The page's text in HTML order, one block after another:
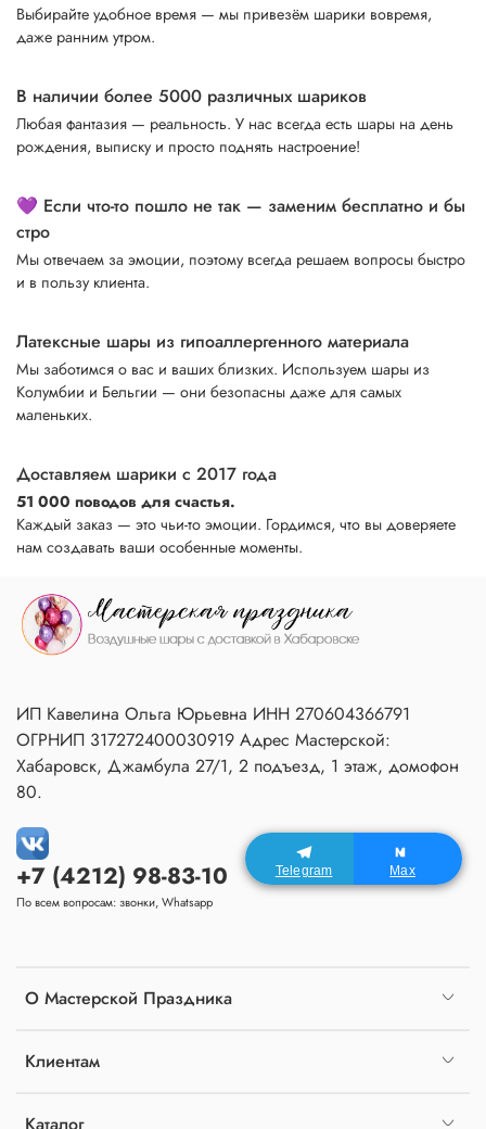
Выбирайте удобное время — мы привезём шарики вовремя,
даже ранним утром.
В наличии более 5000 различных шариков
Любая фантазия — реальность. У нас всегда есть шары на день
рождения, выписку и просто поднять настроение!
💜 Если что-то пошло не так — заменим бесплатно и бы
стро
Мы отвечаем за эмоции, поэтому всегда решаем вопросы быстро
и в пользу клиента.
Латексные шары из гипоаллергенного материала
Мы заботимся о вас и ваших близких. Используем шары из
Колумбии и Бельгии — они безопасны даже для самых
маленьких.
Доставляем шарики с 2017 года
51 000 поводов для счастья.
Каждый заказ — это чьи-то эмоции. Гордимся, что вы доверяете
нам создавать ваши особенные моменты.
О Мастерской Праздника
Клиентам
+7 (4212) 98-83-10
По всем вопросам: звонки, Whatsapp
ИП Кавелина Ольга Юрьевна ИНН 270604366791
ОГРНИП 317272400030919 Адрес Мастерской:
Хабаровск, Джамбула 27/1, 2 подъезд, 1 этаж, домофон
80.
Telegram Max